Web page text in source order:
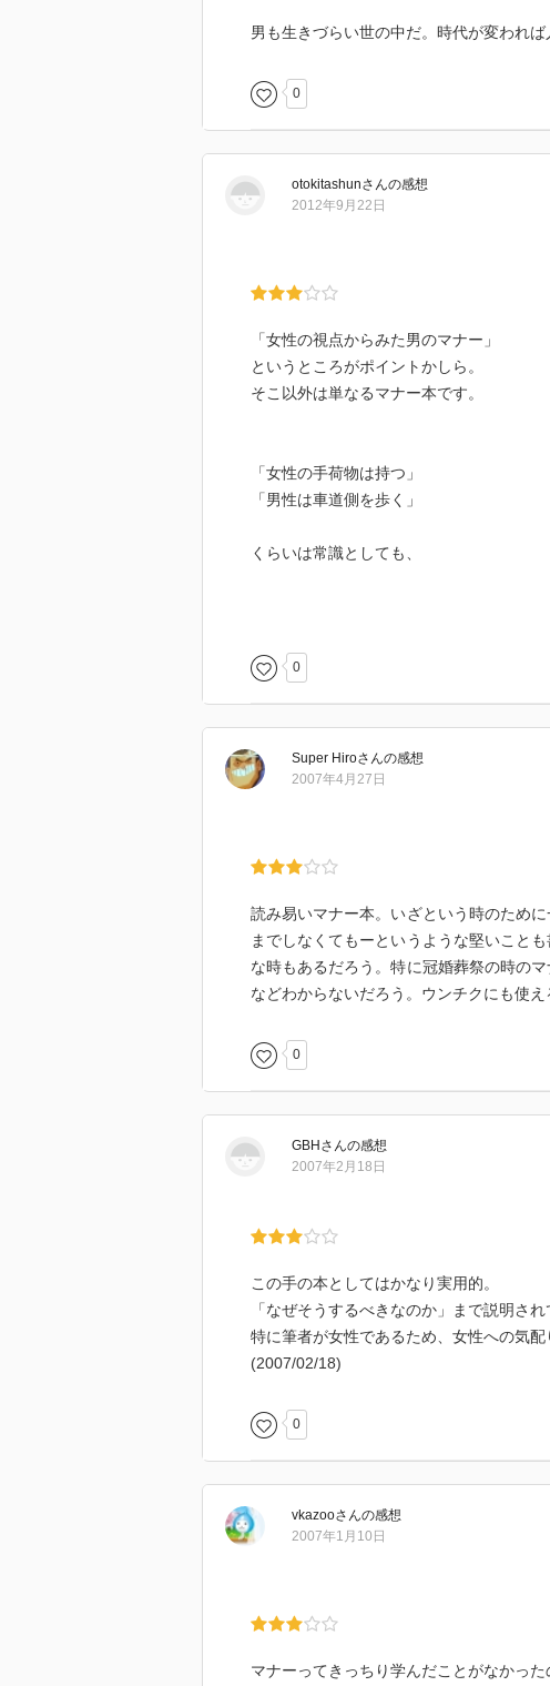
男も生きづらい世の中だ。時代が変われば
0
otokitashunさんの感想
2012年9月22日
「女性の視点からみた男のマナー」
というところがポイントかしら。
そこ以外は単なるマナー本です。
「女性の手荷物は持つ」
「男性は車道側を歩く」
くらいは常識としても、
とか、そのあたりまでご存知でしょうか？
髪型とかお洒落とか性格とか以前に
女性に対する思いやり、すなわちマナーを
ってモテる男が言えば説得力があるんだ
0
Super Hiroさんの感想
2007年4月27日
読み易いマナー本。いざという時のため
までしなくてもーというような堅いこと
な時もあるだろう。特に冠婚葬祭の時の
などわからないだろう。ウンチクにも使
0
GBH さんの感想
2007年2月18日
この手の本としてはかなり実用的。
「なぜそうするべきなのか」まで説明さ
特に筆者が女性であるため、女性への気配
(2007/02/18)
0
vkazooさんの感想
2007年1月10日
マナーってきっちり学んだことがなかった